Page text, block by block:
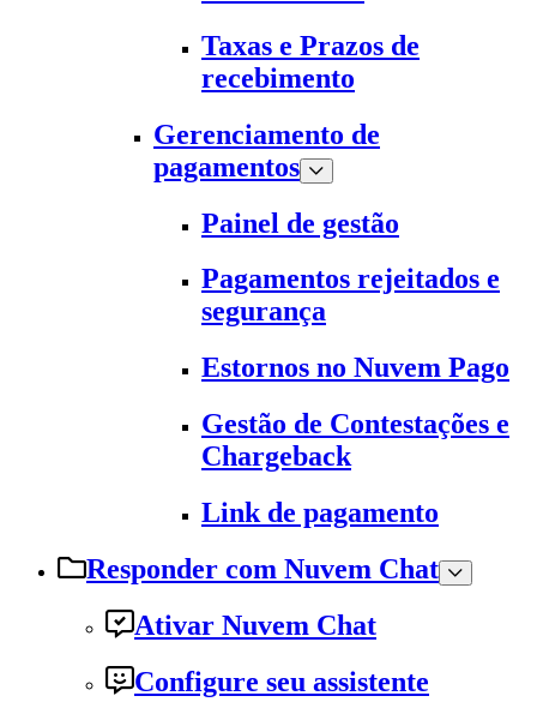
Taxas e Prazos de
recebimento
Gerenciamento de
pagamentos
Painel de gestão
Pagamentos rejeitados e
segurança
Estornos no Nuvem Pago
Gestão de Contestações e
Chargeback
Link de pagamento
Responder com Nuvem Chat
Ativar Nuvem Chat
Configure seu assistente